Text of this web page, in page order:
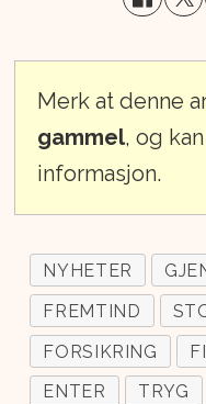
Merk at denne
gammel, og
informasjon.
NYHETER
FREMTIND
FORSIKRING
ENTER
TRYG